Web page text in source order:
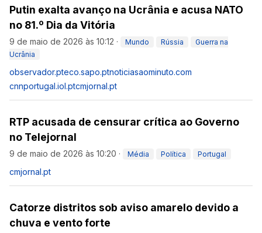
Putin exalta avanço na Ucrânia e acusa NATO
no 81.º Dia da Vitória
9 de maio de 2026 às 10:12 · Mundo Rússia
Guerra na
Ucrânia
observador.pteco.sapo.ptnoticiasaominuto.com
cnnportugal.iol.ptcmjornal.pt
RTP acusada de censurar crítica ao Governo
no Telejornal
9 de maio de 2026 às 10:20 · Média Política Portugal
cmjornal.pt
Catorze distritos sob aviso amarelo devido a
chuva e vento forte